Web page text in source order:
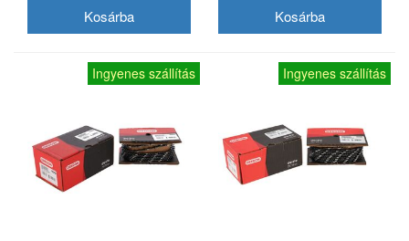
Ingyenes szállítás Ingyenes szállítás